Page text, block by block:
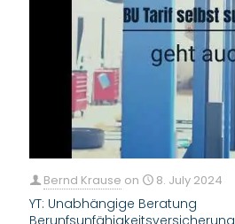
Bernd Krause on 8. July 2024
YT: Unabhängige Beratung
Berunfsunfähigkeitsversicherung